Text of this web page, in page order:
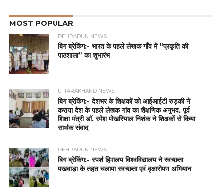
MOST POPULAR
DEHRADUN NEWS
बिग ब्रेकिंग:- भारत के पहले लेखक गाँव में “प्रकृति की
पाठशाला” का शुभारंभ
UTTARAKHAND NEWS
बिग ब्रेकिंग:- देशभर के शिक्षकों को आईआईटी रुड़की ने
कराया देश के पहले लेखक गांव का शैक्षणिक अनुभव, पूर्व
शिक्षा मंत्री डॉ. रमेश पोखरियाल निशंक ने शिक्षकों से किया
सार्थक संवाद
DEHRADUN NEWS
बिग ब्रेकिंग:- स्पर्श हिमालय विश्वविद्यालय ने स्वच्छता
पखवाड़ा के तहत चलाया स्वच्छता एवं वृक्षारोपण अभियान